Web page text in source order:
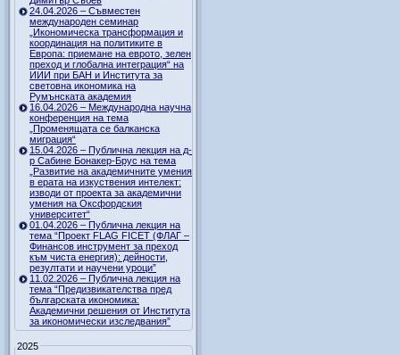
24.04.2026 – Съвместен
международен семинар
„Икономическа трансформация и
координация на политиките в
Европа: приемане на еврото, зелен
преход и глобална интеграция“ на
ИИИ при БАН и Института за
световна икономика на
Румънската академия
16.04.2026 – Международна научна
конференция на тема
„Променящата се балканска
миграция“
15.04.2026 – Публична лекция на д-
р Сабине Бонакер-Брус на тема
„Развитие на академичните умения
в ерата на изкуствения интелект:
изводи от проекта за академични
умения на Оксфордския
университет“
01.04.2026 – Публична лекция на
тема “Проект FLAG FICET (ФЛАГ –
Финансов инструмент за преход
към чиста енергия): дейности,
резултати и научени уроци”
11.02.2026 – Публична лекция на
тема “Предизвикателства пред
българската икономика:
Академични решения от Института
за икономически изследвания”
2025